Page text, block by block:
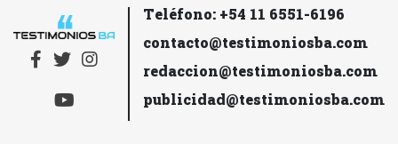
Teléfono: +54 11 6551-6196
contacto@testimoniosba.com
redaccion@testimoniosba.com
publicidad@testimoniosba.com